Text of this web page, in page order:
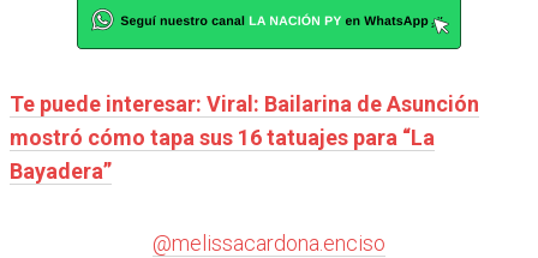
Te puede interesar: Viral: Bailarina de Asunción
mostró cómo tapa sus 16 tatuajes para “La
Bayadera”
@melissacardona.enciso